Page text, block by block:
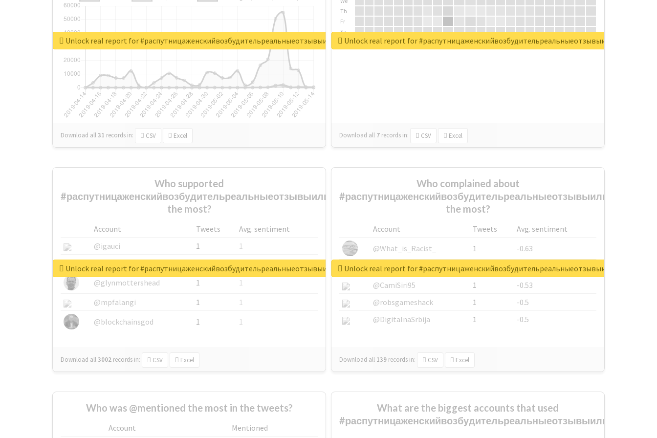
Download all31 records in: CSV Excel
Unlock real report for #распутницаженскийвозбудительреальныеотзывыилиразвод
Th
Fr
Sa
Su
Download all 7 records in: CSV Excel
Unlock real report for #распутницаженскийвозбудительреальныеотзывыилиразвод
Who supported
#распутницаженскийвозбудительреальныеотзывыилиразвод
the most?
Account Tweets
Avg. sentiment
@igauci
1
1
@greyhairworks
1
1
@glynmottershead
1
1
@mpfalangi
1
1
@blockchainsgod
1 1
Download all3002 records in: CSV Excel
Unlock real report for #распутницаженскийвозбудительреальныеотзывыилиразвод
Who complained about
#распутницаженскийвозбудительреальныеотзывыилиразвод
the most?
Account Tweets
Avg. sentiment
@What_is_Racist_
1
-0.63
@SkateChart
1
-0.6
@CamiSiri95
1
-0.53
@robsgameshack
1
-0.5
@DigitalnaSrbija
1 -0.5
Download all 139 records in: CSV Excel
Unlock real report for #распутницаженскийвозбудительреальныеотзывыилиразвод
Who was @mentioned the most in the tweets?
Account Mentioned
What are the biggest accounts that used
#распутницаженскийвозбудительреальныеотзывыилиразвод?